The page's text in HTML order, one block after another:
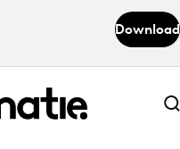
Download
Abonneer nu
Abonneer nu